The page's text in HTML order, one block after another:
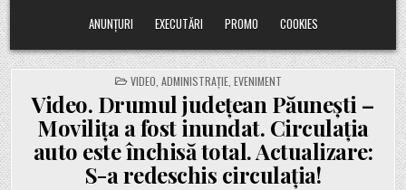
ANUNȚURI
EXECUTĂRI PROMO COOKIES
POSTED
IN
VIDEO ADMINISTRAȚIE EVENIMENT
Video. Drumul județean Păunești –
Movilița a fost inundat. Circulația
auto este închisă total. Actualizare:
S-a redeschis circulația!